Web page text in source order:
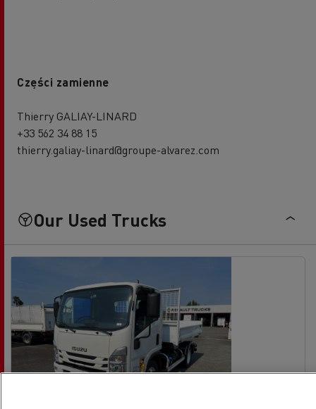
Części zamienne
Thierry GALIAY-LINARD
+33 562 34 88 15
thierry.galiay-linard@groupe-alvarez.com
Our Used Trucks